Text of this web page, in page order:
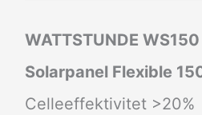
WATTSTUNDE
Solarpanel Flexible
Celleeffektivitet >20%